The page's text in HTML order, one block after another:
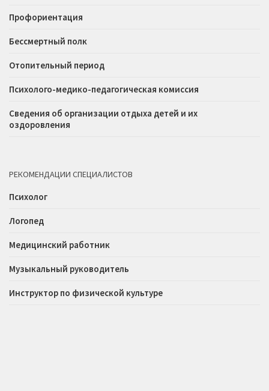
Профориентация
Бессмертный полк
Отопительный период
Психолого-медико-педагогическая комиссия
Сведения об организации отдыха детей и их
оздоровления
РЕКОМЕНДАЦИИ СПЕЦИАЛИСТОВ
Психолог
Логопед
Медицинский работник
Музыкальный руководитель
Инструктор по физической культуре